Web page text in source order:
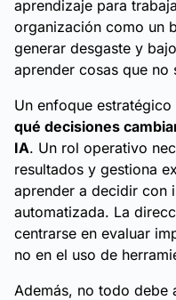
aprendizaje para
organización como un
generar desgaste y
aprender cosas que no
Un enfoque
qué decisiones
IA. Un rol operativo
resultados y gestiona
aprender a decidir con
automatizada. La
centrarse en evaluar
no en el uso de
Además, no todo debe